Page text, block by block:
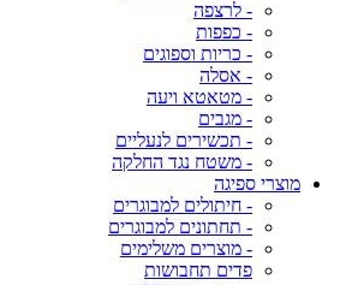
- לרצפה
- כפפות
- כריות וספוגים
- אסלה
- מטאטא ויעה
- מגבים
- תכשירים לנעליים
- משטח נגד החלקה
מוצרי ספיגה
- חיתולים למבוגרים
- תחתונים למבוגרים
- מוצרים משלימים
פדים תחבושות